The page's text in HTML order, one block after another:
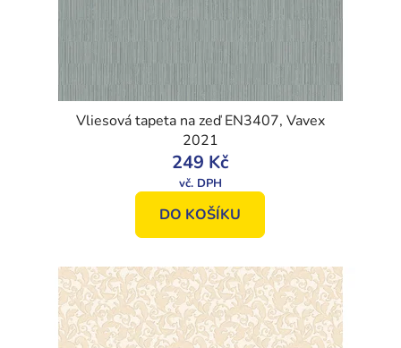
Vliesová tapeta na zeď EN3407, Vavex
2021
249 Kč
DO KOŠÍKU